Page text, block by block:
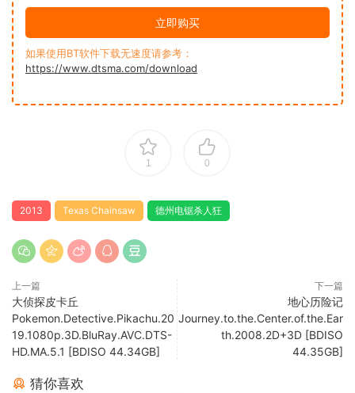
立即购买
如果使用BT软件下载无速度请参考：
https://www.dtsma.com/download
1 0
2013 Texas Chainsaw 德州电锯杀人狂
上一篇
大侦探皮卡丘
Pokemon.Detective.Pikachu.20
19.1080p.3D.BluRay.AVC.DTS-
HD.MA.5.1 [BDISO 44.34GB]
下一篇
地心历险记
Journey.to.the.Center.of.the.Ear
th.2008.2D+3D [BDISO
44.35GB]
猜你喜欢